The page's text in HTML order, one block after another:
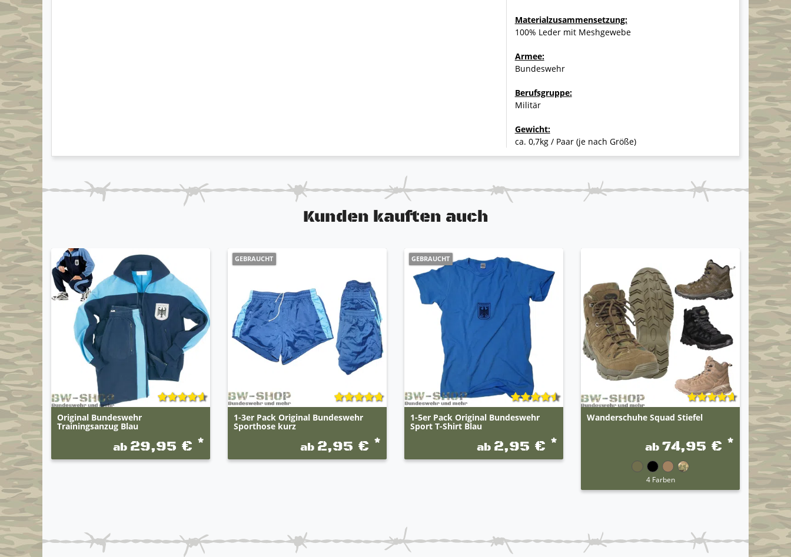
Materialzusammensetzung:
100% Leder mit Meshgewebe
Armee:
Bundeswehr
Berufsgruppe:
Militär
Gewicht:
ca. 0,7kg / Paar (je nach Größe)
Kunden kauften auch
Original Bundeswehr
Trainingsanzug Blau
ab 29,95 € *
GEBRAUCHT
1-3er Pack Original Bundeswehr
Sporthose kurz
ab 2,95 € *
GEBRAUCHT
1-5er Pack Original Bundeswehr
Sport T-Shirt Blau
ab 2,95 € *
Wanderschuhe Squad Stiefel
ab74,95 € *
4 Farben